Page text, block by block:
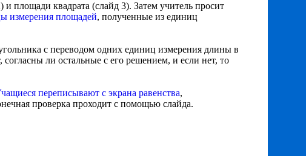
площади квадрата (слайд 3). Затем учитель просит
измерения площадей, полученные из единиц
с переводом одних единиц измерения длины в
ли остальные с его решением, и если нет, то
переписывают с экрана равенства,
проверка проходит с помощью слайда.